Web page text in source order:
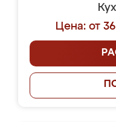
Цена: от